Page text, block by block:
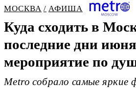
МОСКВА АФИША
Куда сходить в
последние дни
мероприятие по
Metro собрало самые яркие